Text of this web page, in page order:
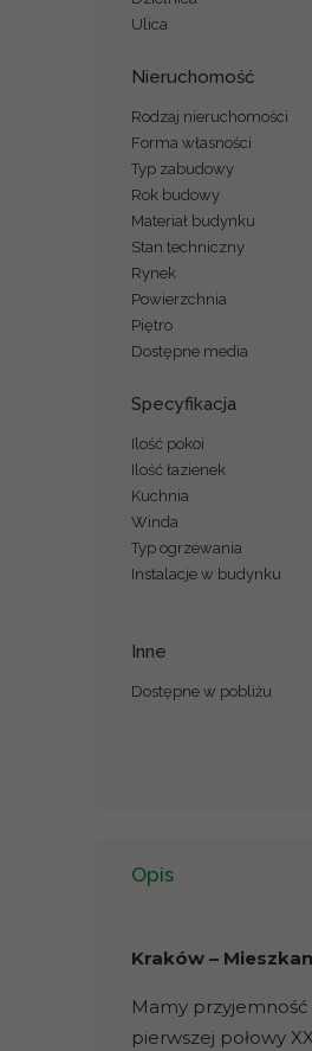
Ulica
Nieruchomość
Rodzaj nieruchomości
Forma własności
Typ zabudowy
Rok budowy
Materiał budynku
Stan techniczny
Rynek
Powierzchnia
Piętro
Dostępne media
Specyfikacja
Ilość pokoi
Ilość łazienek
Kuchnia
Winda
Typ ogrzewania
Instalacje w budynku
Inne
Dostępne w pobliżu
Opis
Kraków –
Mamy
pierwszej połowy